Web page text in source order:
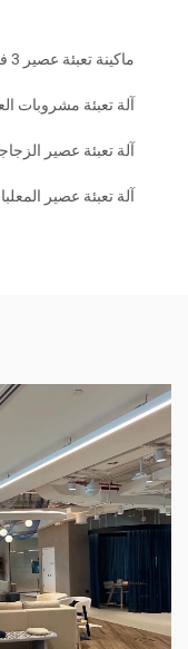
ماكينة تعبئة عصير 3 في 1
آلة تعبئة مشروبات
آلة تعبئة عصير
آلة تعبئة عصير